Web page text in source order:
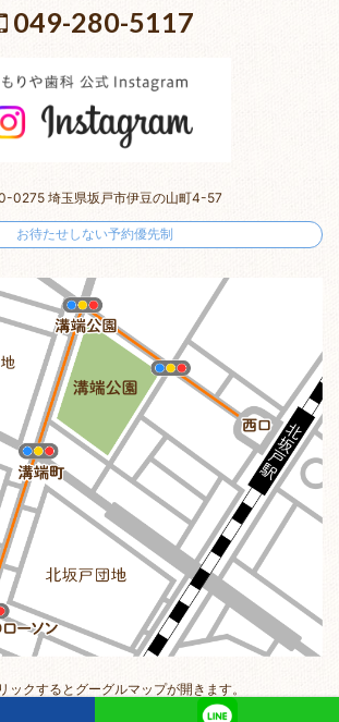
049-280-5117
0275 埼玉県坂戸市伊豆の山町4-57
お待たせしない予約優先制
ックするとグーグルマップが開きます。